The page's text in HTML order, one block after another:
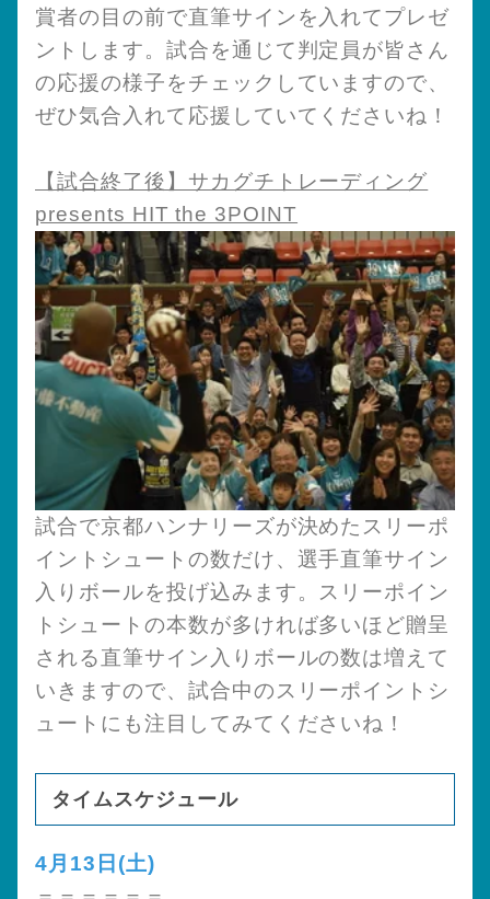
賞者の目の前で直筆サインを入れてプレゼ
ントします。試合を通じて判定員が皆さん
の応援の様子をチェックしていますので、
ぜひ気合入れて応援していてくださいね！
【試合終了後】サカグチトレーディング
presents HIT the 3POINT
試合で京都ハンナリーズが決めたスリーポ
イントシュートの数だけ、選手直筆サイン
入りボールを投げ込みます。スリーポイン
トシュートの本数が多ければ多いほど贈呈
される直筆サイン入りボールの数は増えて
いきますので、試合中のスリーポイントシ
ュートにも注目してみてくださいね！
タイムスケジュール
4月13日(土)